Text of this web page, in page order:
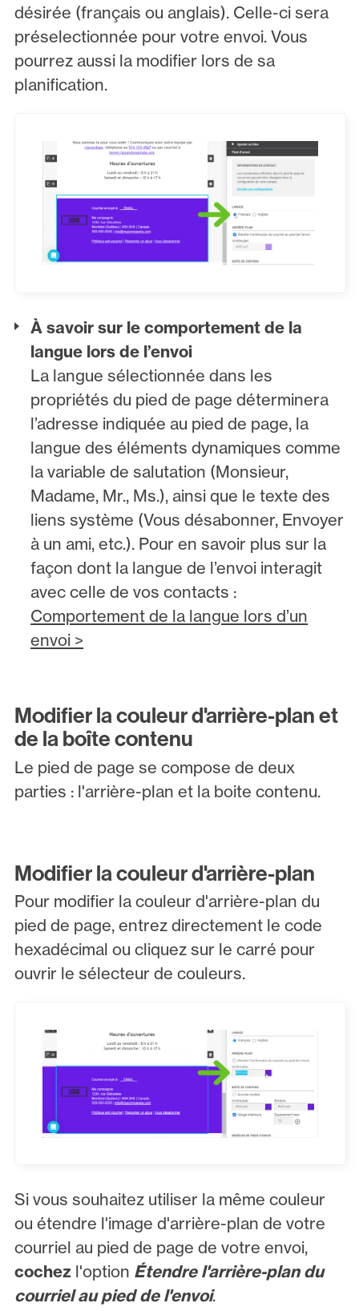
désirée (français ou anglais). Celle-ci sera
préselectionnée pour votre envoi. Vous
pourrez aussi la modifier lors de sa
planification.
À savoir sur le comportement de la
langue lors de l’envoi
La langue sélectionnée dans les
propriétés du pied de page déterminera
l’adresse indiquée au pied de page, la
langue des éléments dynamiques comme
la variable de salutation (Monsieur,
Madame, Mr., Ms.), ainsi que le texte des
liens système (Vous désabonner, Envoyer
à un ami, etc.). Pour en savoir plus sur la
façon dont la langue de l’envoi interagit
avec celle de vos contacts :
Comportement de la langue lors d’un
envoi >
Modifier la couleur d'arrière-plan et
de la boîte contenu
Le pied de page se compose de deux
parties : l'arrière-plan et la boite contenu.
Modifier la couleur d'arrière-plan
Pour modifier la couleur d'arrière-plan du
pied de page, entrez directement le code
hexadécimal ou cliquez sur le carré pour
ouvrir le sélecteur de couleurs.
Si vous souhaitez utiliser la même couleur
ou étendre l'image d'arrière-plan de votre
courriel au pied de page de votre envoi,
cochezl'option Étendre l'arrière-plan du
courriel au pied de l'envoi.